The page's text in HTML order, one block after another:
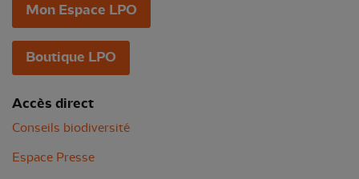
Mon Espace LPO
Boutique LPO
Accès direct
Conseils biodiversité
Espace Presse